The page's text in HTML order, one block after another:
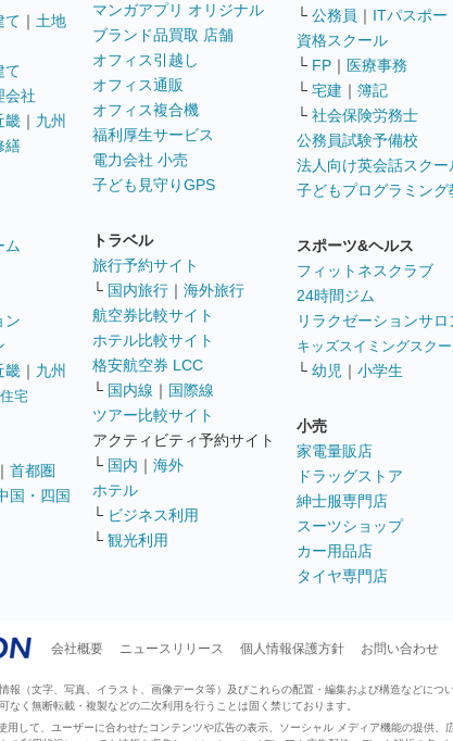
て ｜ 土地
て
会社
畿 ｜ 九州
繕
ム
ン
畿 ｜ 九州
宅
｜ 首都圏
国・四国
マンガアプリ オリジナル
ブランド品買取 店舗
オフィス引越し
オフィス通販
オフィス複合機
福利厚生サービス
電力会社 小売
子ども見守りGPS
トラベル
旅行予約サイト
└ 国内旅行 ｜ 海外旅行
航空券比較サイト
ホテル比較サイト
格安航空券 LCC
└ 国内線 ｜ 国際線
ツアー比較サイト
アクティビティ予約サイト
└ 国内 ｜ 海外
ホテル
└ ビジネス利用
└ 観光利用
└ 公務員 ｜ ITパスポー
資格スクール
└ FP ｜ 医療事務
└ 宅建 ｜ 簿記
└ 社会保険労務士
公務員試験予備校
法人向け英会話スクー
子どもプログラミング
スポーツ&ヘルス
フィットネスクラブ
24時間ジム
リラクゼーションサロ
キッズスイミングスク
└ 幼児 ｜ 小学生
小売
家電量販店
ドラッグストア
紳士服専門店
スーツショップ
カー用品店
タイヤ専門店
会社概要 ニュースリリース 個人情報保護方針 お問い合わせ
報（文字、写真、イラスト、画像データ等）及びこれらの配置・編集および構造などにつ
なく無断転載・複製などの二次利用を行うことは固く禁じております。
用して、ユーザーに合わせたコンテンツや広告の表示、ソーシャル メディア機能の提供、